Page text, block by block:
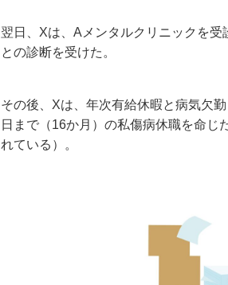
翌日、Xは、Aメンタルクリニックを受
との診断を受けた。
その後、Xは、年次有給休暇と病気欠
日まで（16か月）の私傷病休職を命じ
れている）。